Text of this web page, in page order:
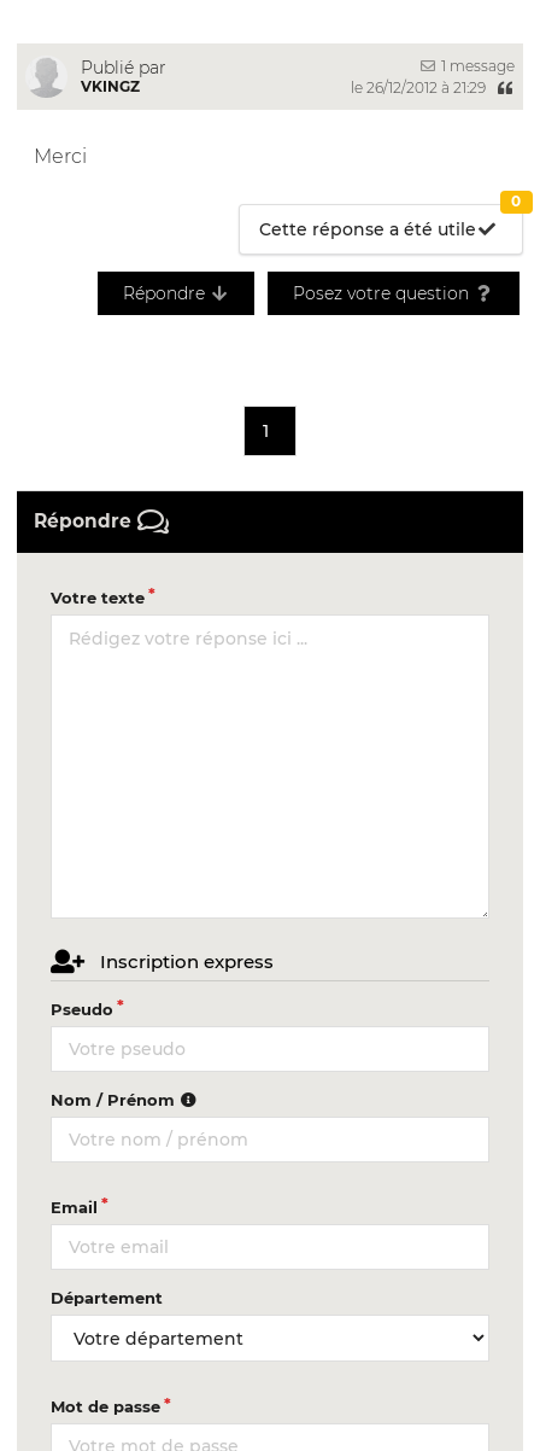
Publié par
VKINGZ
1 message
le 26/12/2012 à 21:29
Merci
Cette réponse a été utile
0
Répondre Posez votre question
1
Répondre
Votre texte
Inscription express
Pseudo
Nom / Prénom
Email
Département
Mot de passe